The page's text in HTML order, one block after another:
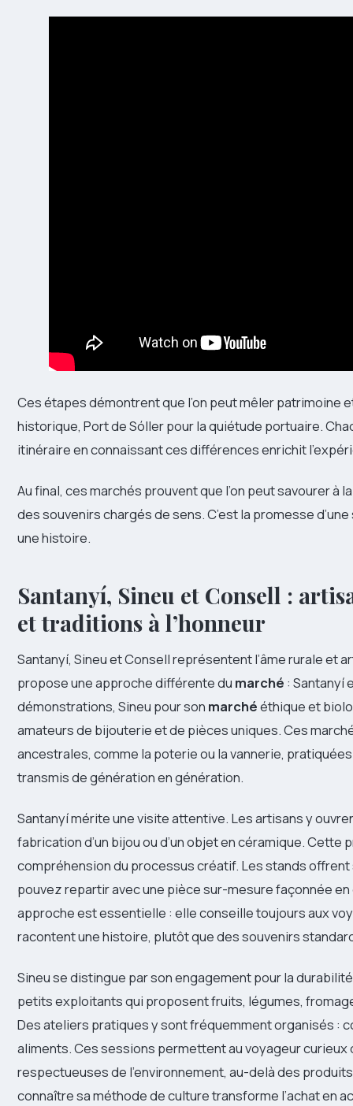
Ces étapes démontrent que l’on peut mêler patrimoine
historique, Port de Sóller pour la quiétude portuaire.
itinéraire en connaissant ces différences enrichit
Au final, ces marchés prouvent que l’on peut savourer à
des souvenirs chargés de sens. C’est la promesse
une histoire.
Santanyí, Sineu et Consell :
et traditions à l’honneur
Santanyí, Sineu et Consell représentent l’âme rurale et
propose une approche différente du marché : Santanyí
démonstrations, Sineu pour son marchééthique et
amateurs de bijouterie et de pièces uniques. Ces
ancestrales, comme la poterie ou la vannerie,
transmis de génération en génération.
Santanyí mérite une visite attentive. Les artisans y
fabrication d’un bijou ou d’un objet en céramique. Cette
compréhension du processus créatif. Les stands
pouvez repartir avec une pièce sur-mesure façonnée
approche est essentielle : elle conseille toujours aux
racontent une histoire, plutôt que des souvenirs
Sineu se distingue par son engagement pour la
petits exploitants qui proposent fruits, légumes,
Des ateliers pratiques y sont fréquemment organisés :
aliments. Ces sessions permettent au voyageur curieux
respectueuses de l’environnement, au-delà des
connaître sa méthode de culture transforme l’achat en